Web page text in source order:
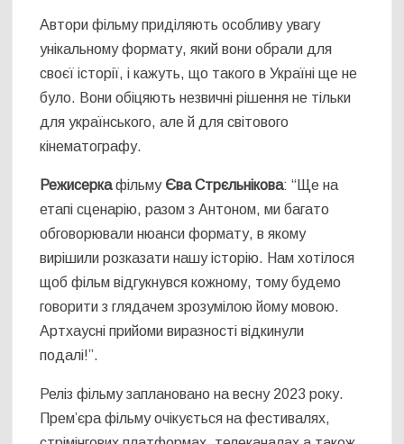
Автори фільму приділяють особливу увагу
унікальному формату, який вони обрали для
своєї історії, і кажуть, що такого в Україні ще не
було. Вони обіцяють незвичні рішення не тільки
для українського, але й для світового
кінематографу.
РежисеркафільмуЄва Стрєльнікова:“Ще на
етапі сценарію, разом з Антоном, ми багато
обговорювали нюанси формату, в якому
вирішили розказати нашу історію. Нам хотілося
щоб фільм відгукнувся кожному, тому будемо
говорити з глядачем зрозумілою йому мовою.
Артхаусні прийоми виразності відкинули
подалі!”.
Реліз фільму заплановано на весну 2023 року.
Прем’єра фільму очікується на фестивалях,